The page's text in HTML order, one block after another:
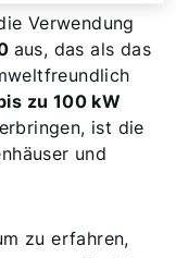
Verwendung
aus, das als das
zu 100 kW
ist die
und
zu erfahren,